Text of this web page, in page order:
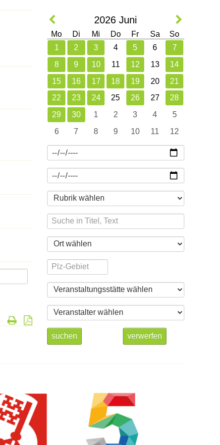
2026 Juni
Mo Di Mi Do Fr Sa
So
1
2 3 4 5 6
7
8
9 10 11 12 13
14
15
16 17 18 19 20
21
22
23 24 25 26 27
28
29
30 1 2 3 4
5
6
7 8 9 10 11 12
suchen verwerfen